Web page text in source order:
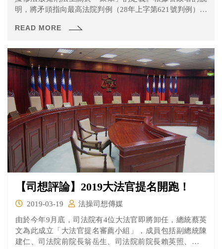
明，將矛頭指向最高法院判例（28年上字第621號判例），
增加的狀況」，而往後實務也往往適用這則判決，將社會
參與鬥毆的就是那些被找來的人，不符合「隨時可能增
加」要件。想當然耳，這種見解與現今社會大眾對於聚眾
鬥毆的想法南轅北轍。
READ MORE
【司想評論】2019大法官提名開跑！
2019-03-19
法操司想傳媒
由於今年9月底，司法院有4位大法官即將卸任，總統蔡英
文為此成立「大法官提名審薦小組」，成員包括副總統陳
建仁、司法院前院長翁岳生、司法院前院長賴英照、前大